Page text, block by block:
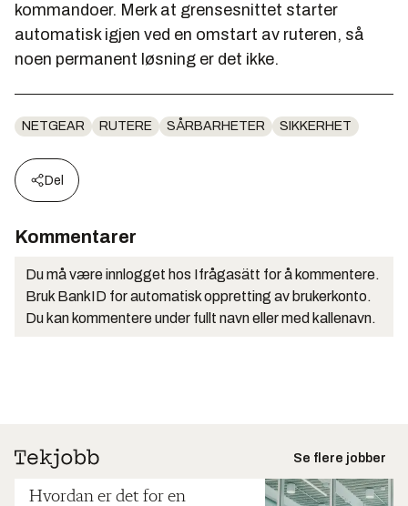
kommandoer. Merk at grensesnittet starter
automatisk igjen ved en omstart av ruteren, så
noen permanent løsning er det ikke.
NETGEAR RUTERE SÅRBARHETER SIKKERHET
Del
Kommentarer
Du må være innlogget hos Ifrågasätt for å kommentere.
Bruk BankID for automatisk oppretting av brukerkonto.
Du kan kommentere under fullt navn eller med kallenavn.
Se flere jobber
Hvordan er det for en